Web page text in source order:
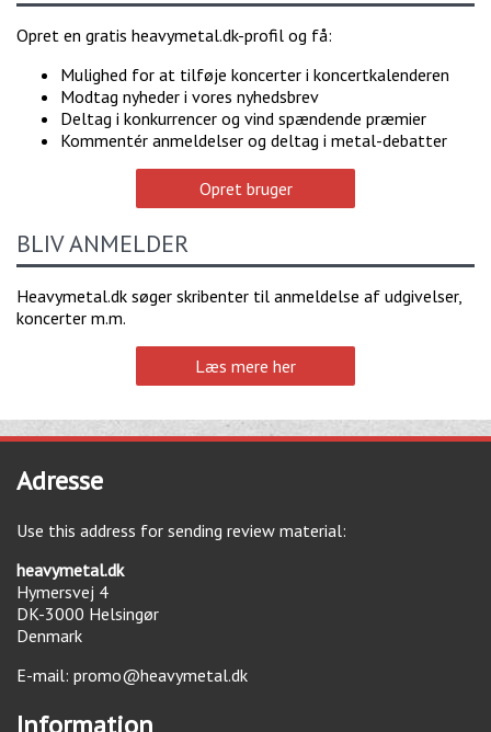
Opret en gratis heavymetal.dk-profil og få:
Mulighed for at tilføje koncerter i koncertkalenderen
Modtag nyheder i vores nyhedsbrev
Deltag i konkurrencer og vind spændende præmier
Kommentér anmeldelser og deltag i metal-debatter
Opret bruger
BLIV ANMELDER
Heavymetal.dk søger skribenter til anmeldelse af udgivelser,
koncerter m.m.
Læs mere her
Adresse
Use this address for sending review material:
heavymetal.dk
Hymersvej 4
DK-3000 Helsingør
Denmark
E-mail: promo@heavymetal.dk
Information